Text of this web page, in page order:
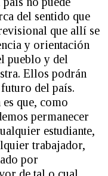
del sentido que
que allí se
y orientación
pueblo y del
Ellos podrán
del país.
que, como
permanecer
estudiante,
trabajador,
por
de tal o cual